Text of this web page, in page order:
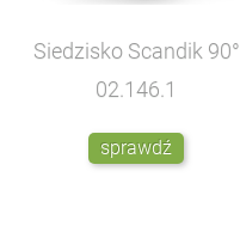
Siedzisko Scandik 90°
02.146.1
sprawdź